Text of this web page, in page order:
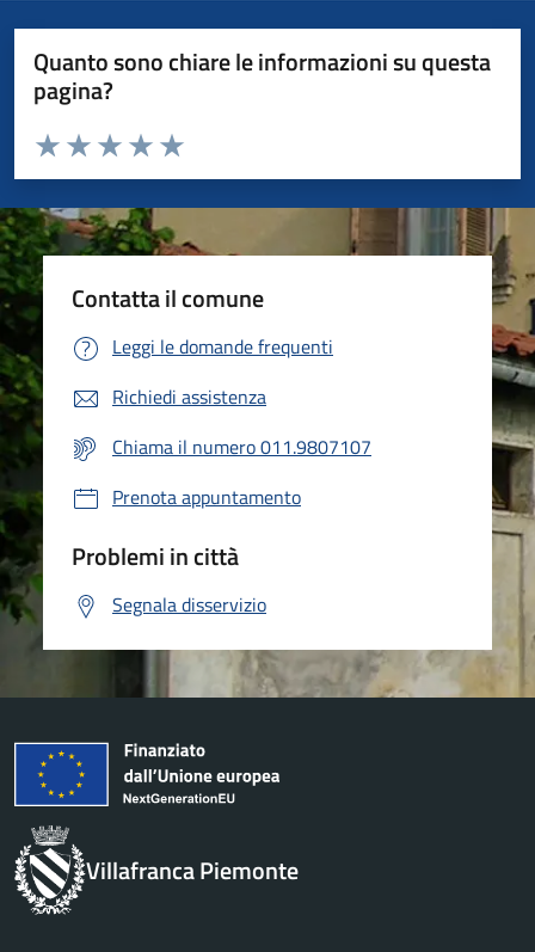
Quanto sono chiare le informazioni su questa
pagina?
Valuta da 1 a 5 stelle la pagina
Valuta 5 stelle su 5
Valuta 4 stelle su 5
Valuta 3 stelle su 5
Valuta 2 stelle su 5
Valuta 1 stelle su 5
Contatta il comune
Leggi le domande frequenti
Richiedi assistenza
Chiama il numero 011.9807107
Prenota appuntamento
Problemi in città
Segnala disservizio
Villafranca Piemonte